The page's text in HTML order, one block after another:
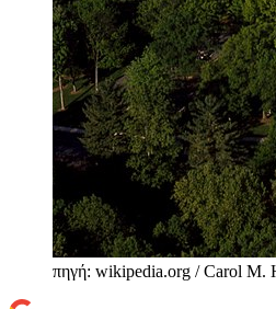
πηγή: wikipedia.org / Carol M.